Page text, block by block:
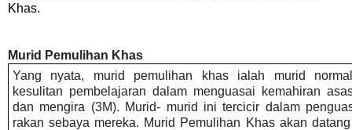
Khas.
Murid Pemulihan Khas
Yang nyata, murid pemulihan khas ialah murid
kesulitan pembelajaran dalam menguasai kemahiran
dan mengira (3M). Murid- murid ini tercicir dalam
rakan sebaya mereka. Murid Pemulihan Khas akan